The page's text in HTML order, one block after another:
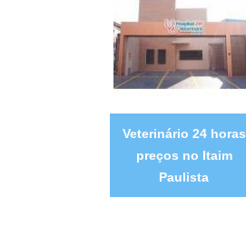
Veterinário 24 horas
preços no Itaim
Paulista